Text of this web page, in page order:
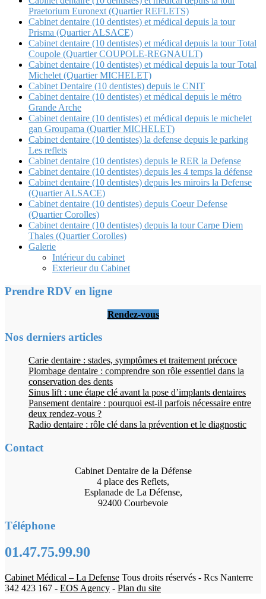
Praetorium Euronext (Quartier REFLETS)
Cabinet dentaire (10 dentistes) et médical depuis la tour
Prisma (Quartier ALSACE)
Cabinet dentaire (10 dentistes) et médical depuis la tour Total
Coupole (Quartier COUPOLE-REGNAULT)
Cabinet dentaire (10 dentistes) et médical depuis la tour Total
Michelet (Quartier MICHELET)
Cabinet Dentaire (10 dentistes) depuis le CNIT
Cabinet dentaire (10 dentistes) et médical depuis le métro
Grande Arche
Cabinet dentaire (10 dentistes) et médical depuis le michelet
gan Groupama (Quartier MICHELET)
Cabinet dentaire (10 dentistes) la defense depuis le parking
Les reflets
Cabinet dentaire (10 dentistes) depuis le RER la Defense
Cabinet dentaire (10 dentistes) depuis les 4 temps la défense
Cabinet dentaire (10 dentistes) depuis les miroirs la Defense
(Quartier ALSACE)
Cabinet dentaire (10 dentistes) depuis Coeur Defense
(Quartier Corolles)
Cabinet dentaire (10 dentistes) depuis la tour Carpe Diem
Thales (Quartier Corolles)
Galerie
Intérieur du cabinet
Exterieur du Cabinet
Prendre RDV en ligne
Rendez-vous
Nos derniers articles
Carie dentaire : stades, symptômes et traitement précoce
Plombage dentaire : comprendre son rôle essentiel dans la
conservation des dents
Sinus lift : une étape clé avant la pose d’implants dentaires
Pansement dentaire : pourquoi est-il parfois nécessaire entre
deux rendez-vous ?
Radio dentaire : rôle clé dans la prévention et le diagnostic
Contact
Cabinet Dentaire de la Défense
4 place des Reflets,
Esplanade de La Défense,
92400 Courbevoie
Téléphone
01.47.75.99.90
Cabinet Médical – La Defense Tous droits réservés - Rcs Nanterre
342 423 167 - EOS Agency - Plan du site